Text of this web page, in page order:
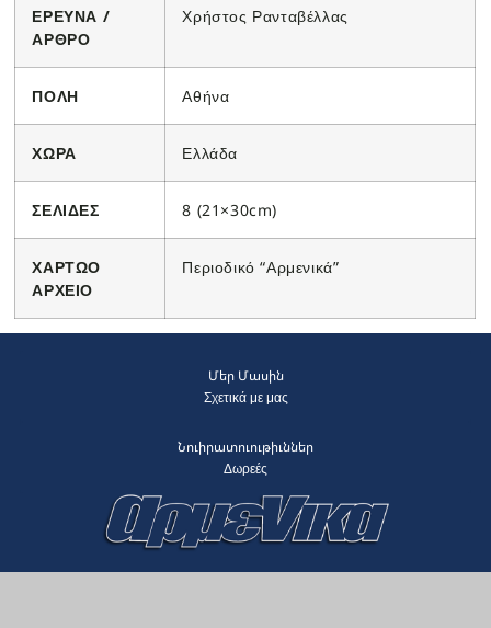
ΕΡΕΥΝΑ /
ΑΡΘΡΟ
Χρήστος Ρανταβέλλας
ΠΟΛΗ Αθήνα
ΧΩΡΑ Ελλάδα
ΣΕΛΙΔΕΣ 8 (21×30cm)
ΧΑΡΤΩΟ
ΑΡΧΕΙΟ
Περιοδικό “Αρμενικά”
Մեր Մասին
Σχετικά με μας
Նուիրատուութիւններ
Δωρεές